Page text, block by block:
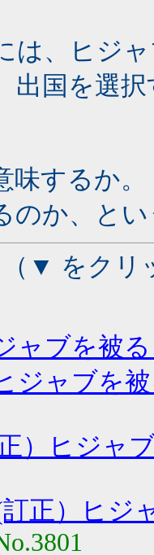
は、ヒジ
出国を選
するか。
のか、と
（▼ をクリ
ャブを被
ジャブを
）ヒジャ
訂正）ヒジ